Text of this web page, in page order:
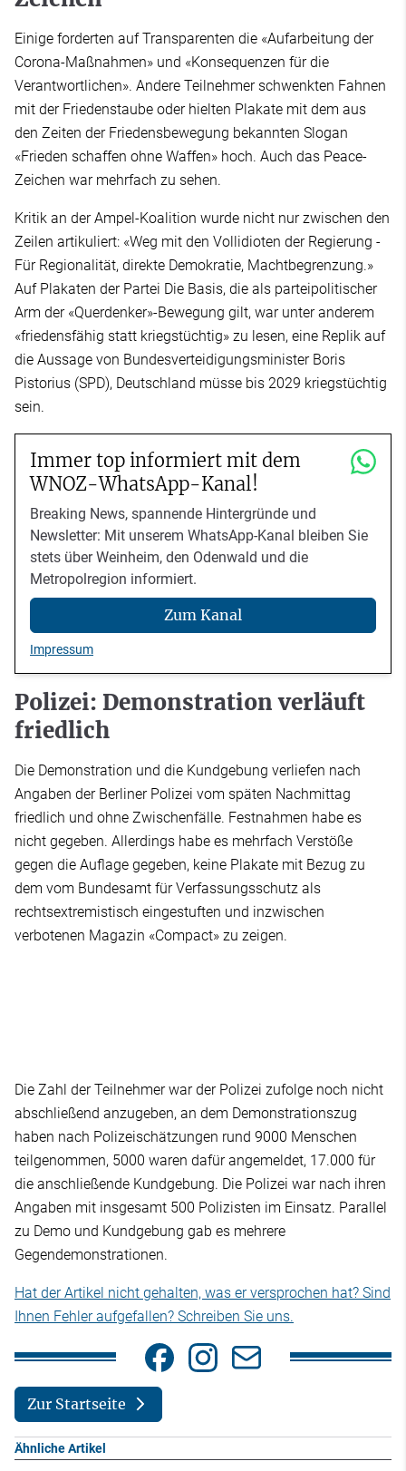
Einige forderten auf Transparenten die «Aufarbeitung der
Corona-Maßnahmen» und «Konsequenzen für die
Verantwortlichen». Andere Teilnehmer schwenkten Fahnen
mit der Friedenstaube oder hielten Plakate mit dem aus
den Zeiten der Friedensbewegung bekannten Slogan
«Frieden schaffen ohne Waffen» hoch. Auch das Peace-
Zeichen war mehrfach zu sehen.
Kritik an der Ampel-Koalition wurde nicht nur zwischen den
Zeilen artikuliert: «Weg mit den Vollidioten der Regierung -
Für Regionalität, direkte Demokratie, Machtbegrenzung.»
Auf Plakaten der Partei Die Basis, die als parteipolitischer
Arm der «Querdenker»-Bewegung gilt, war unter anderem
«friedensfähig statt kriegstüchtig» zu lesen, eine Replik auf
die Aussage von Bundesverteidigungsminister Boris
Pistorius (SPD), Deutschland müsse bis 2029 kriegstüchtig
sein.
Immer top informiert mit dem
WNOZ-WhatsApp-Kanal!
Breaking News, spannende Hintergründe und
Newsletter: Mit unserem WhatsApp-Kanal bleiben Sie
stets über Weinheim, den Odenwald und die
Metropolregion informiert.
Zum Kanal
Impressum
Polizei: Demonstration verläuft
friedlich
Die Demonstration und die Kundgebung verliefen nach
Angaben der Berliner Polizei vom späten Nachmittag
friedlich und ohne Zwischenfälle. Festnahmen habe es
nicht gegeben. Allerdings habe es mehrfach Verstöße
gegen die Auflage gegeben, keine Plakate mit Bezug zu
dem vom Bundesamt für Verfassungsschutz als
rechtsextremistisch eingestuften und inzwischen
verbotenen Magazin «Compact» zu zeigen.
Die Zahl der Teilnehmer war der Polizei zufolge noch nicht
abschließend anzugeben, an dem Demonstrationszug
haben nach Polizeischätzungen rund 9000 Menschen
teilgenommen, 5000 waren dafür angemeldet, 17.000 für
die anschließende Kundgebung. Die Polizei war nach ihren
Angaben mit insgesamt 500 Polizisten im Einsatz. Parallel
zu Demo und Kundgebung gab es mehrere
Gegendemonstrationen.
Hat der Artikel nicht gehalten, was er versprochen hat? Sind
Ihnen Fehler aufgefallen? Schreiben Sie uns.
Zur Startseite
Ähnliche Artikel